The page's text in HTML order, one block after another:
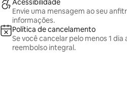
Acessibilidade
Envie uma mensagem ao seu
informações.
Política de cancelamento
Se você cancelar pelo menos 1
reembolso integral.